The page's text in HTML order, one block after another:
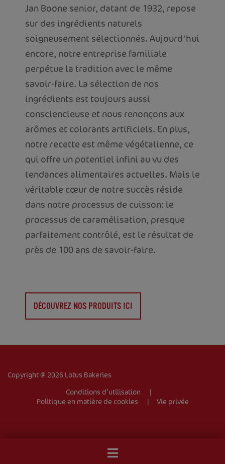
Mobile
ACCUEIL
VOTRE ENTREPRISE
PRODUITS
TRADEMARK
Jan Boone senior, datant de 1932, repose
sur des ingrédients naturels
soigneusement sélectionnés. Aujourd'hui
encore, notre entreprise familiale
perpétue la tradition avec le même
savoir-faire. La sélection de nos
ingrédients est toujours aussi
consciencieuse et nous renonçons aux
arômes et colorants artificiels. En plus,
notre recette est même végétalienne, ce
qui offre un potentiel infini au vu des
tendances alimentaires actuelles. Mais le
véritable cœur de notre succès réside
dans notre processus de cuisson: le
processus de caramélisation, presque
parfaitement contrôlé, est le résultat de
près de 100 ans de savoir-faire.
DÉCOUVREZ NOS PRODUITS ICI
Copyright @ 2026 Lotus Bakeries
Conditions d’utilisation
Politique en matière de cookies
Vie privée